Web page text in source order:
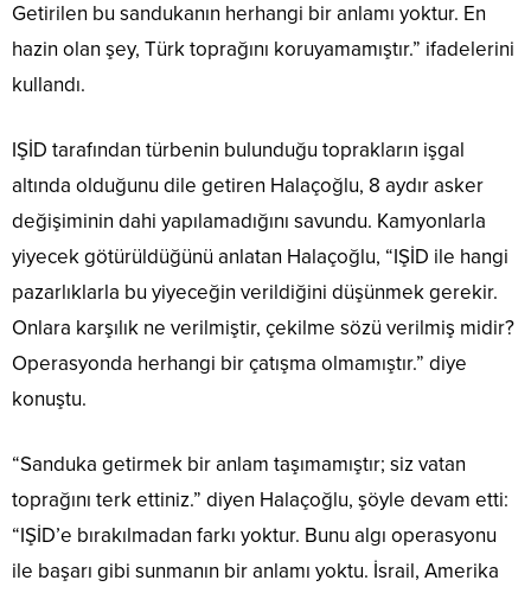
Getirilen bu sandukanın herhangi bir anlamı yoktur. En
hazin olan şey, Türk toprağını koruyamamıştır.” ifadelerini
kullandı.
IŞİD tarafından türbenin bulunduğu toprakların işgal
altında olduğunu dile getiren Halaçoğlu, 8 aydır asker
değişiminin dahi yapılamadığını savundu. Kamyonlarla
yiyecek götürüldüğünü anlatan Halaçoğlu, “IŞİD ile hangi
pazarlıklarla bu yiyeceğin verildiğini düşünmek gerekir.
Onlara karşılık ne verilmiştir, çekilme sözü verilmiş midir?
Operasyonda herhangi bir çatışma olmamıştır.” diye
konuştu.
“Sanduka getirmek bir anlam taşımamıştır; siz vatan
toprağını terk ettiniz.” diyen Halaçoğlu, şöyle devam etti:
“IŞİD’e bırakılmadan farkı yoktur. Bunu algı operasyonu
ile başarı gibi sunmanın bir anlamı yoktu. İsrail, Amerika